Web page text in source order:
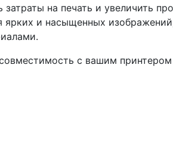
на печать и увеличить
и насыщенных
с вашим